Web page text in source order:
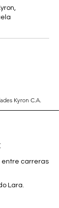
Kyron C.A.
entre carreras
Lara.